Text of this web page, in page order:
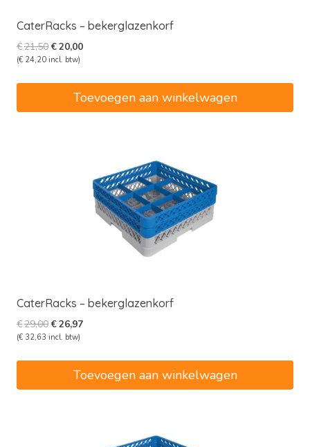
CaterRacks – bekerglazenkorf
€21,50Oorspronkelijke
prijs
€21,50.
€20,00Huidige
(€ 24,20 incl. btw)
Toevoegen aan winkelwagen
CaterRacks – bekerglazenkorf
€29,00Oorspronkelijke
prijs
€29,00.
€26,97Huidige
(€ 32,63 incl. btw)
Toevoegen aan winkelwagen